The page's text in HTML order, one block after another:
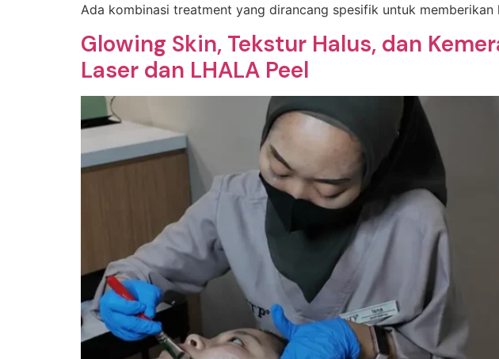
Ada kombinasi treatment yang dirancang spesifik untuk
Glowing Skin, Tekstur Halus, dan
Laser dan LHALA Peel